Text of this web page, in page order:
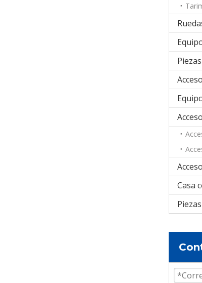
Casa